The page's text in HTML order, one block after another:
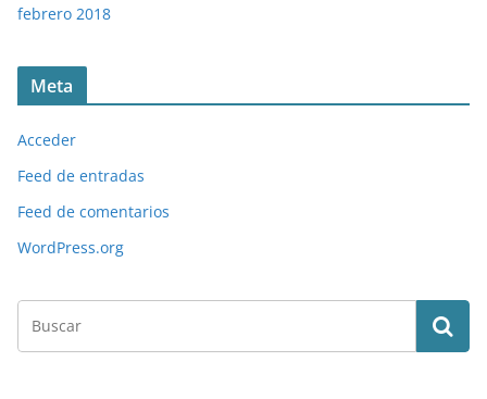
febrero 2018
Meta
Acceder
Feed de entradas
Feed de comentarios
WordPress.org